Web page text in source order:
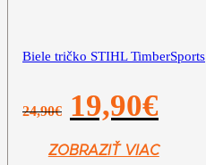
Biele tričko STIHL TimberSports
24,90€
Pôvodná
cena
24,90€.
19,90€
19,90€.
ZOBRAZIŤ VIAC